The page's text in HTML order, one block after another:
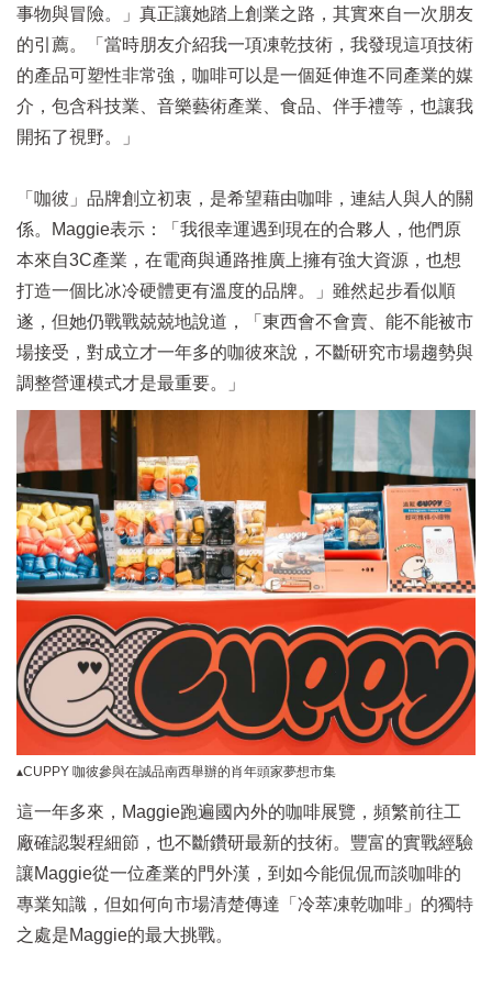
事物與冒險。」真正讓她踏上創業之路，其實來自一次朋友
的引薦。「當時朋友介紹我一項凍乾技術，我發現這項技術
的產品可塑性非常強，咖啡可以是一個延伸進不同產業的媒
介，包含科技業、音樂藝術產業、食品、伴手禮等，也讓我
開拓了視野。」
「咖彼」品牌創立初衷，是希望藉由咖啡，連結人與人的關
係。Maggie表示：「我很幸運遇到現在的合夥人，他們原
本來自3C產業，在電商與通路推廣上擁有強大資源，也想
打造一個比冰冷硬體更有溫度的品牌。」雖然起步看似順
遂，但她仍戰戰兢兢地說道，「東西會不會賣、能不能被市
場接受，對成立才一年多的咖彼來說，不斷研究市場趨勢與
調整營運模式才是最重要。」
▴CUPPY 咖彼參與在誠品南西舉辦的肖年頭家夢想市集
這一年多來，Maggie跑遍國內外的咖啡展覽，頻繁前往工
廠確認製程細節，也不斷鑽研最新的技術。豐富的實戰經驗
讓Maggie從一位產業的門外漢，到如今能侃侃而談咖啡的
專業知識，但如何向市場清楚傳達「冷萃凍乾咖啡」的獨特
之處是Maggie的最大挑戰。